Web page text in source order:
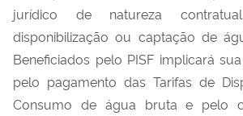
jurídico de natureza
disponibilização ou captação de
Beneficiados pelo PISF implicará
pelo pagamento das Tarifas de
Consumo de água bruta e pelo